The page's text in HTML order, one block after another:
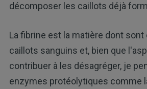
décomposer les caillots déjà
La fibrine est la matière dont
caillots sanguins et, bien que
contribuer à les désagréger, je
enzymes protéolytiques comme